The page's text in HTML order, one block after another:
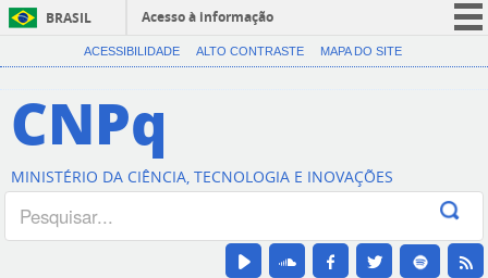
BRASIL
Acesso à informação
CORONAVÍRUS (COVID-19)
Canais
ACESSIBILIDADE ALTO CONTRASTE MAPA DO SITE
CNPq
MINISTÉRIO DA CIÊNCIA, TECNOLOGIA E INOVAÇÕES